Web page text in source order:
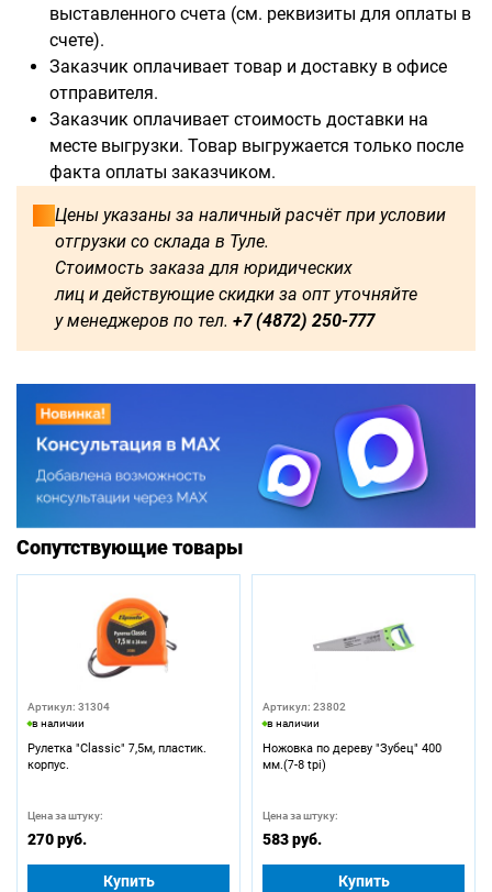
выставленного счета (см. реквизиты для оплаты в
счете).
Заказчик оплачивает товар и доставку в офисе
отправителя.
Заказчик оплачивает стоимость доставки на
месте выгрузки. Товар выгружается только после
факта оплаты заказчиком.
Цены указаны за наличный расчёт при условии
отгрузки со склада в Туле.
Стоимость заказа для юридических
лиц и действующие скидки за опт уточняйте
у менеджеров по тел. +7 (4872) 250-777
Сопутствующие товары
Артикул: 31304
в наличии
Рулетка "Classic" 7,5м, пластик.
корпус.
Цена за штуку:
270 руб.
Купить
Артикул: 23802
в наличии
Ножовка по дереву "Зубец" 400
мм.(7-8 tpi)
Цена за штуку:
583 руб.
Купить